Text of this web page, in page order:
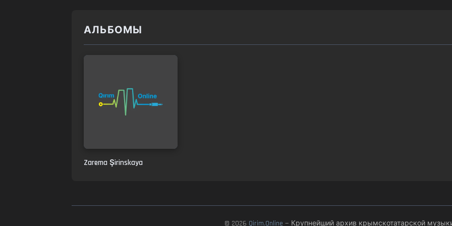
АЛЬБОМЫ
Zarema Şirinskaya
© 2026 Qirim.Online — Крупнейший архив крымскотатарской